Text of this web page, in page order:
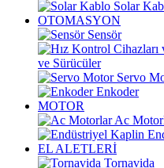
Solar
OTOMASYON
Sensör
ve Sürücüler
Servo
Enkoder
MOTOR
Ac
EL ALETLERİ
Tornavida